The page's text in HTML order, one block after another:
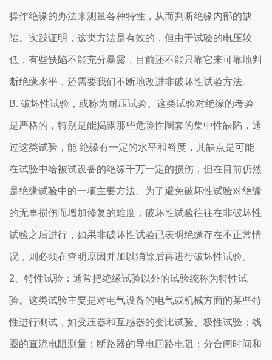
操作绝缘的办法来测量各种特性，从而判断绝缘内部的缺
陷。实践证明，这类方法是有效的，但由于试验的电压较
低，有些缺陷不能充分暴露，目前还不能只靠它来可靠地判
断绝缘水平，还需要我们不断地改进非破坏性试验方法。
B. 破坏性试验，或称为耐压试验。这类试验对绝缘的考验
是严格的，特别是能揭露那些危险性圈套的集中性缺陷，通
过这类试验，能 绝缘有一定的水平和裕度，其缺点是可能
在试验中给被试设备的绝缘千万一定的损伤，但在目前仍然
是绝缘试验中的一项主要方法。为了避免破坏性试验对绝缘
的无辜损伤而增加修复的难度，破坏性试验往往在非破坏性
试验之后进行，如果非破坏性试验已表明绝缘存在不正常情
况，则必须在查明原因并加以消除后再进行破坏性试验。
2、特性试验：通常把绝缘试验以外的试验统称为特性试
验。这类试验主要是对电气设备的电气或机械方面的某些特
性进行测试，如变压器和互感器的变比试验、极性试验；线
圈的直流电阻测量；断路器的导电回路电阻；分合闸时间和